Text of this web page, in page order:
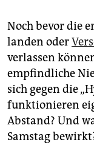
unterstützen
abo
genossenschaft
epaper login
Noch bevor die
landen oder
verlassen
empfindliche
sich gegen die
funktionieren
Abstand? Und
Samstag